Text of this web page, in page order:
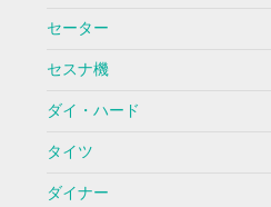
セーター
セスナ機
ダイ・ハード
タイツ
ダイナー